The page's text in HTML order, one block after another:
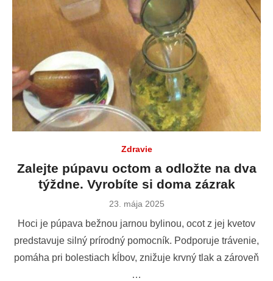
Zdravie
Zalejte púpavu octom a odložte na dva
týždne. Vyrobíte si doma zázrak
Publikované
23. mája 2025
Hoci je púpava bežnou jarnou bylinou, ocot z jej kvetov
predstavuje silný prírodný pomocník. Podporuje trávenie,
pomáha pri bolestiach kĺbov, znižuje krvný tlak a zároveň
…